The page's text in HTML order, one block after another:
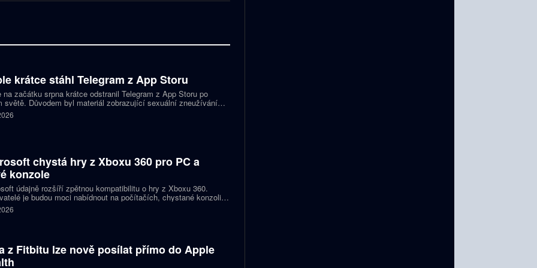
krátce stáhl Telegram z App Storu
na začátku srpna krátce odstranil Telegram z App Storu po
světě. Důvodem byl materiál zobrazující sexuální zneužívání
podle firmy sdílel jeden uživatel. Telegram účet rychle
a aplikace se ještě během stejného dne do obchodu vrátila.
chystá hry z Xboxu 360 pro PC a
konzole
údajně rozšíří zpětnou kompatibilitu o hry z Xboxu 360.
je budou moci nabídnout na počítačích, chystané konzoli
Helix i přenosných zařízeních. První tituly by mohly dorazit
let 2027 a 2028.
z Fitbitu lze nově posílat přímo do Apple